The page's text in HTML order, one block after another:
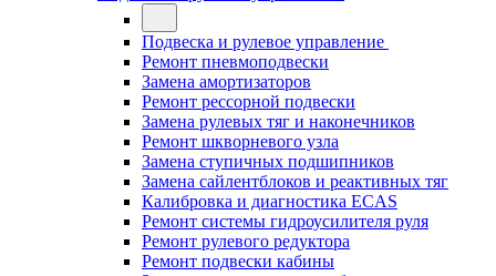
Подвеска и рулевое управление
Ремонт пневмоподвески
Замена амортизаторов
Ремонт рессорной подвески
Замена рулевых тяг и наконечников
Ремонт шкворневого узла
Замена ступичных подшипников
Замена сайлентблоков и реактивных тяг
Калибровка и диагностика ECAS
Ремонт системы гидроусилителя руля
Ремонт рулевого редуктора
Ремонт подвески кабины